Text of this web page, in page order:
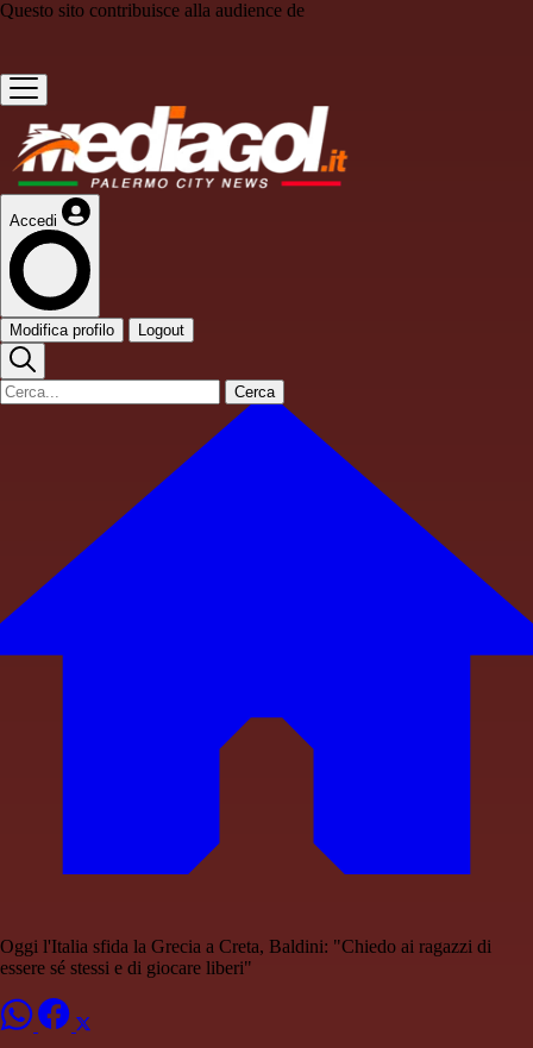
Questo sito contribuisce alla audience de
Accedi
Modifica profilo Logout
Cerca
Oggi l'Italia sfida la Grecia a Creta, Baldini: "Chiedo ai ragazzi di
essere sé stessi e di giocare liberi"